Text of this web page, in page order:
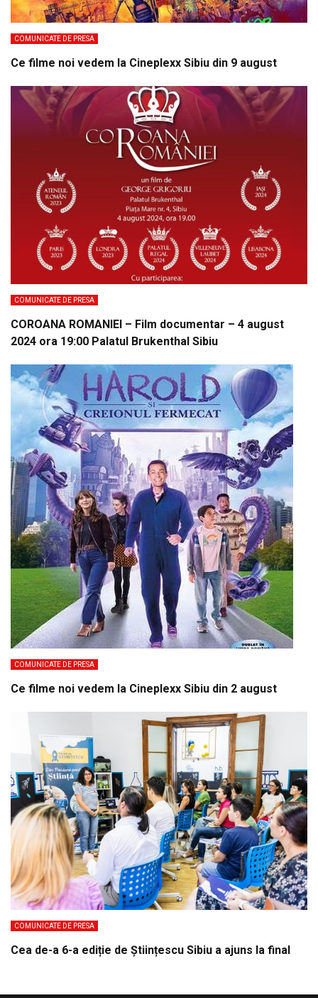
COMUNICATE DE PRESA
Ce filme noi vedem la Cineplexx Sibiu din 9 august
COMUNICATE DE PRESA
COROANA ROMANIEI – Film documentar – 4 august
2024 ora 19:00 Palatul Brukenthal Sibiu
COMUNICATE DE PRESA
Ce filme noi vedem la Cineplexx Sibiu din 2 august
COMUNICATE DE PRESA
Cea de-a 6-a ediție de Științescu Sibiu a ajuns la final